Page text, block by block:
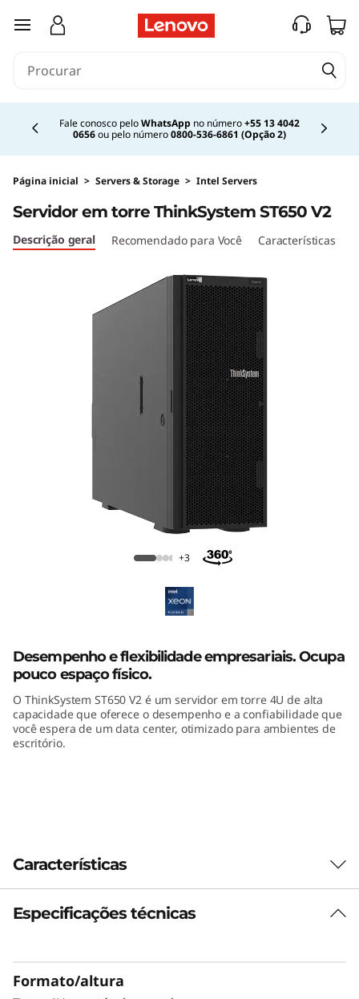
saltar para o conteúdo principal
Fale conosco peloWhatsApp no número+55 13 4042
0656ou pelo número0800-536-6861 (Opção 2)
Página inicial > Servers & Storage > Intel Servers
Servidor em torre ThinkSystem ST650
Servidor em torre ThinkSystem ST650 V2
Descrição geral Recomendado para Você Características
+3
Desempenho e flexibilidade empresariais. Ocupa
pouco espaço físico.
O ThinkSystem ST650 V2 é um servidor em torre 4U de alta
capacidade que oferece o desempenho e a confiabilidade que
você espera de um data center, otimizado para ambientes de
escritório.
Características
Suporte otimizado para carga de trabalho
configuráveis para suportar novos casos de
Especificações técnicas
Formato/altura